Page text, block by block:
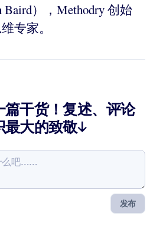
Baird），Methodry 创始
专家。
干货！复述、评论
最大的致敬↓
发布